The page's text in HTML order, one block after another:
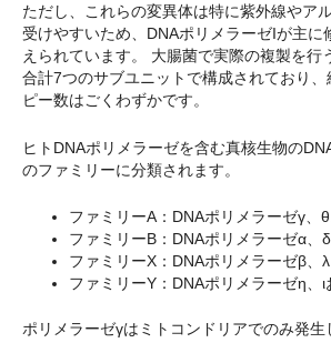
ただし、これらの変異体は特に紫外線やア
受けやすいため、DNAポリメラーゼIが主に
えられています。 大腸菌で実際の複製を行
合計7つのサブユニットで構成されており、
ピー数はごくわずかです。
ヒトDNAポリメラーゼを含む真核生物の
のファミリーに分類されます。
ファミリーA：DNAポリメラーゼγ、
ファミリーB：DNAポリメラーゼα、
ファミリーX：DNAポリメラーゼβ、
ファミリーY：DNAポリメラーゼη、ι
ポリメラーゼγはミトコンドリアでのみ発生